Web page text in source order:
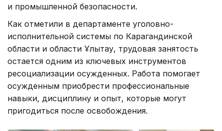
и промышленной безопасности.
Как отметили в департаменте уголовно-
исполнительной системы по Карагандинской
области и области Ұлытау, трудовая занятость
остается одним из ключевых инструментов
ресоциализации осужденных. Работа помогает
осужденным приобрести профессиональные
навыки, дисциплину и опыт, которые могут
пригодиться после освобождения.